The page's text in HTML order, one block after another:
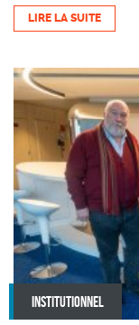
LIRE LA SUITE
INSTITUTIONNEL